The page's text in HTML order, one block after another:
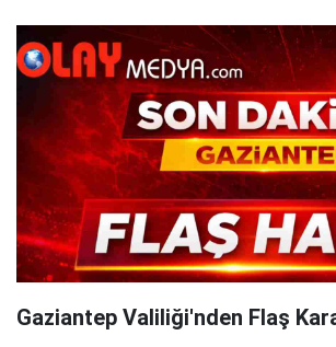
Gaziantep Valiliği'nden Flaş